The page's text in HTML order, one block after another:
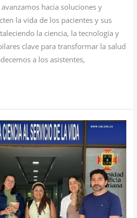
hacia soluciones y
la vida de los pacientes y sus
la ciencia, la tecnología y
clave para transformar la salud
a los asistentes,